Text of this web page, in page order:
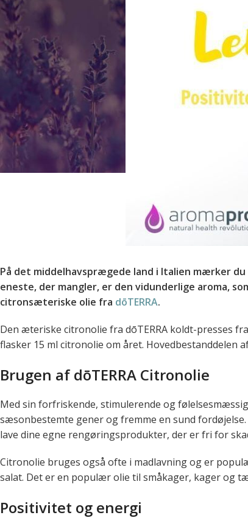
På det middelhavsprægede land i Italien mærker
eneste, der mangler, er den vidunderlige aroma,
citronsæteriske olie fra dōTERRA.
Den æteriske citronolie fra dōTERRA koldt-presses
flasker 15 ml citronolie om året.
Brugen af dōTERRA Citronolie
Med sin forfriskende, stimulerende og
sæsonbestemte gener og fremme en sund
lave dine egne rengøringsprodukter, der er fri for
Citronolie bruges også ofte i madlavning og er
salat. Det er en populær olie til småkager, kager og
Positivitet og energi